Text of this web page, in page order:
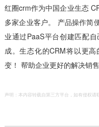
红圈crm作为中国企业生态
多家企业客户。 产品操作简
业通过PaaS平台创建匹配
成。生态化的CRM将以更
变！ 帮助企业更好的解决销售
声明：本内容转载自第三方平台，如有侵权请